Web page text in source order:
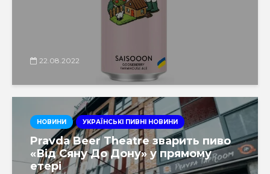
22.08.2022
НОВИНИ УКРАЇНСЬКІ ПИВНІ НОВИНИ
Pravda Beer Theatre зварить пиво
«Від Сяну До Дону» у прямому
етері